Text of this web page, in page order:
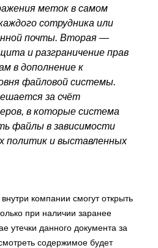
меток в самом
сотрудника или
почты. Вторая —
и разграничение прав
в дополнение к
файловой системы.
за счёт
в которые система
файлы в зависимости
политик и выставленных
компании смогут открыть
при наличии заранее
утечки данного документа за
содержимое будет